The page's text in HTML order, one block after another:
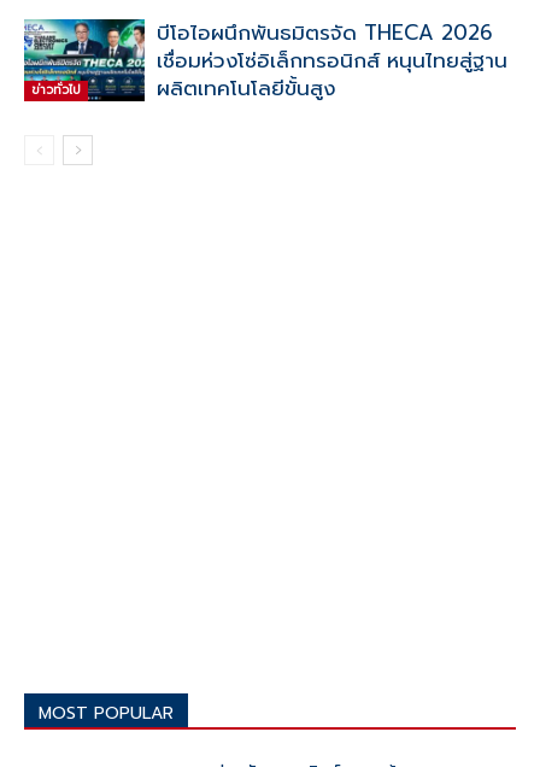
ข่าวทั่วไป
บีโอไอผนึกพันธมิตรจัด THECA 2026
เชื่อมห่วงโซ่อิเล็กทรอนิกส์ หนุนไทยสู่ฐาน
ผลิตเทคโนโลยีขั้นสูง
MOST POPULAR